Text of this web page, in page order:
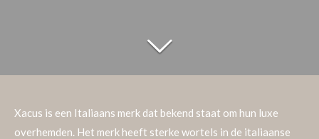
Xacus is een Italiaans merk dat bekend staat om hun luxe
overhemden. Het merk heeft sterke wortels in de italiaanse